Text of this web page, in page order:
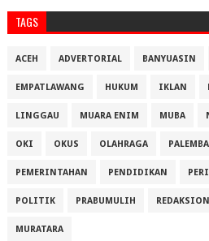
TAGS
ACEH ADVERTORIAL BANYUASIN
EMPATLAWANG HUKUM IKLAN
LINGGAU MUARA ENIM MUBA
OKI OKUS OLAHRAGA
PEMERINTAHAN PENDIDIKAN
POLITIK PRABUMULIH
MURATARA